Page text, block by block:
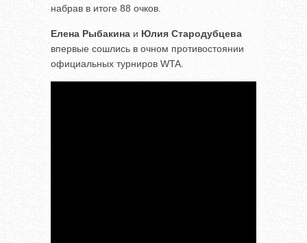
набрав в итоге 88 очков.
Елена Рыбакина и Юлия Стародубцева
впервые сошлись в очном противостоянии
официальных турниров WTA.